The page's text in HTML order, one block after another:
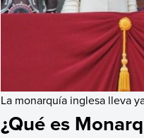
La monarquía inglesa lleva
¿Qué es